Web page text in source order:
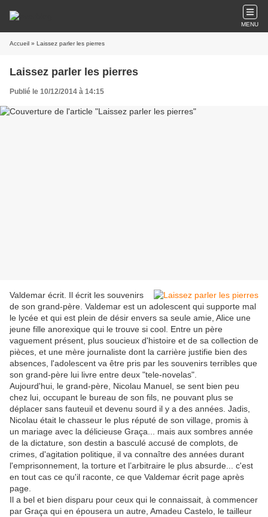
MENU
Accueil » Laissez parler les pierres
Laissez parler les pierres
Publié le 10/12/2014 à 14:15
Valdemar écrit. Il écrit les souvenirs
de son grand-père. Valdemar est un adolescent qui supporte mal
le lycée et qui est plein de désir envers sa seule amie, Alice une
jeune fille anorexique qui le trouve si cool. Entre un père
vaguement présent, plus soucieux d'histoire et de sa collection de
pièces, et une mère journaliste dont la carrière justifie bien des
absences, l'adolescent va être pris par les souvenirs terribles que
son grand-père lui livre entre deux "tele-novelas".
Aujourd'hui, le grand-père, Nicolau Manuel, se sent bien peu
chez lui, occupant le bureau de son fils, ne pouvant plus se
déplacer sans fauteuil et devenu sourd il y a des années. Jadis,
Nicolau était le chasseur le plus réputé de son village, promis à
un mariage avec la délicieuse Graça... mais aux sombres année
de la dictature, son destin a basculé accusé de complots, de
crimes, d'agitation politique, il va connaître des années durant
l'emprisonnement, la torture et l’arbitraire le plus absurde... c'est
en tout cas ce qu'il raconte, ce que Valdemar écrit page après
page.
Il a bel et bien disparu pour ceux qui le connaissait, à commencer
par Graça qui en épousera un autre, Amadeu Castelo, le tailleur